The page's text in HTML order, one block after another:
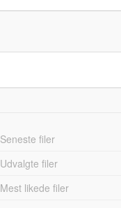
Seneste filer
Udvalgte filer
Mest likede filer